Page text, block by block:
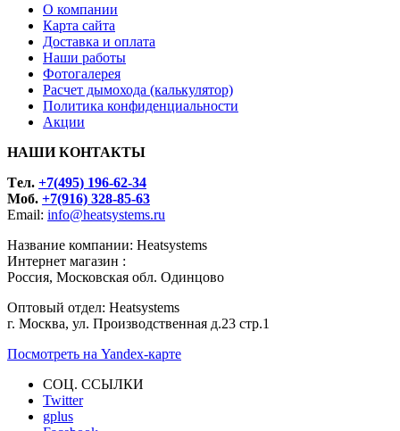
О компании
Карта сайта
Доставка и оплата
Наши работы
Фотогалерея
Расчет дымохода (калькулятор)
Политика конфиденциальности
Акции
НАШИ КОНТАКТЫ
Tел. +7(495) 196-62-34
Моб. +7(916) 328-85-63
Email: info@heatsystems.ru
Название компании: Heatsystems
Интернет магазин :
Россия, Московская обл. Одинцово
Оптовый отдел: Heatsystems
г. Москва, ул. Производственная д.23 стр.1
Посмотреть на Yandex-карте
СОЦ. ССЫЛКИ
Twitter
gplus